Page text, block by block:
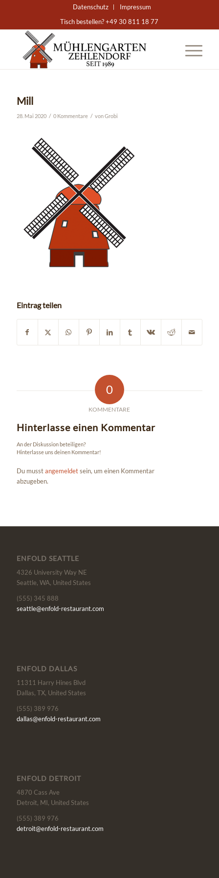
Datenschutz
Impressum
Tisch bestellen? +49 30 811 18 77
Mill
28. Mai 2020 / 0 Kommentare / vonGrobi
Eintrag teilen
0
KOMMENTARE
Hinterlasse einen Kommentar
An der Diskussion beteiligen?
Hinterlasse uns deinen Kommentar!
Du musstangemeldetsein, um einen Kommentar
abzugeben.
ENFOLD SEATTLE
4326 University Way NE
Seattle, WA, United States
(555) 345 888
seattle@enfold-restaurant.com
ENFOLD DALLAS
11311 Harry Hines Blvd
Dallas, TX, United States
(555) 389 976
dallas@enfold-restaurant.com
ENFOLD DETROIT
4870 Cass Ave
Detroit, MI, United States
(555) 389 976
detroit@enfold-restaurant.com